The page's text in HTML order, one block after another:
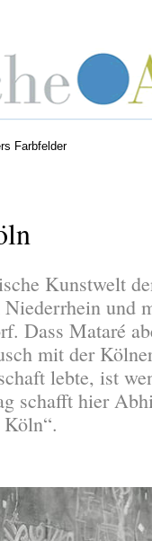
Farbfelder
Kunstwelt
und
Dass Mataré
mit der
lebte, ist
schafft hier